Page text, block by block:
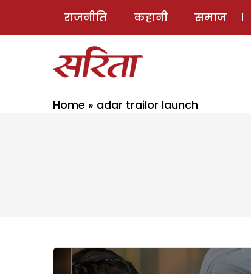
राजनीति कहानी समाज
Home » adar trailor launch